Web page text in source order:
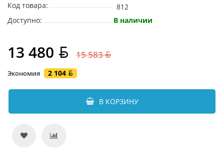
Код товара:
812
Доступно:
В наличии
13 480 15 583
Экономия 2 104
В КОРЗИНУ